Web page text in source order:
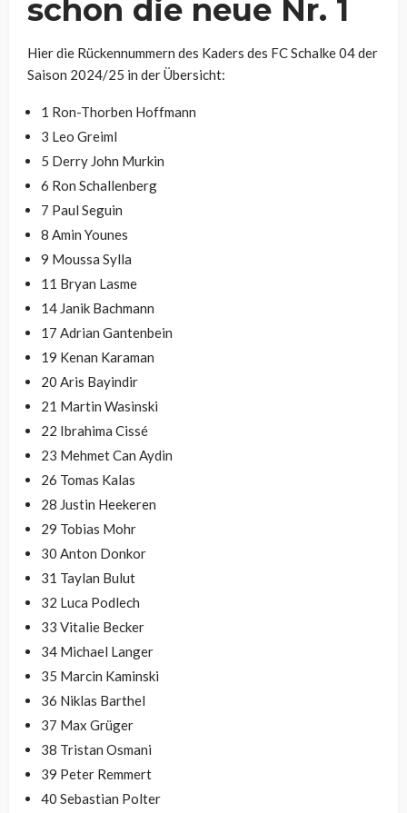
schon die neue Nr. 1
Hier die Rückennummern des Kaders des FC Schalke 04 der
Saison 2024/25 in der Übersicht:
1 Ron-Thorben Hoffmann
3 Leo Greiml
5 Derry John Murkin
6 Ron Schallenberg
7 Paul Seguin
8 Amin Younes
9 Moussa Sylla
11 Bryan Lasme
14 Janik Bachmann
17 Adrian Gantenbein
19 Kenan Karaman
20 Aris Bayindir
21 Martin Wasinski
22 Ibrahima Cissé
23 Mehmet Can Aydin
26 Tomas Kalas
28 Justin Heekeren
29 Tobias Mohr
30 Anton Donkor
31 Taylan Bulut
32 Luca Podlech
33 Vitalie Becker
34 Michael Langer
35 Marcin Kaminski
36 Niklas Barthel
37 Max Grüger
38 Tristan Osmani
39 Peter Remmert
40 Sebastian Polter